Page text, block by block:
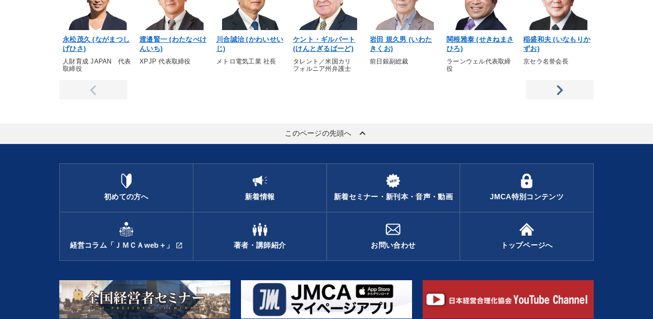
永松茂久 (ながまつし
げひさ)
人財育成 JAPAN 代表
取締役
渡邉賢一 (わたなべけ
んいち)
XPJP 代表取締役
川合誠治 (かわいせい
じ)
メトロ電気工業 社長
ケント・ギルバート
(けんとぎるばーど)
タレント／米国カリ
フォルニア州弁護士
岩田 規久男 (いわた
きくお)
前日銀副総裁
関根雅泰 (せきねまさ
ひろ)
ラーンウェル代表取締
役
稲盛和夫 (いなもりか
ずお)
京セラ名誉会長
このページの先頭へ keyboard_arrow_up
初めての方へ 新着情報 新着セミナー・新刊本・音声・動画 JMCA特別コンテンツ
経営コラム「ＪＭＣＡweb＋」 open_in_new 著者・講師紹介 お問い合わせ トップページへ